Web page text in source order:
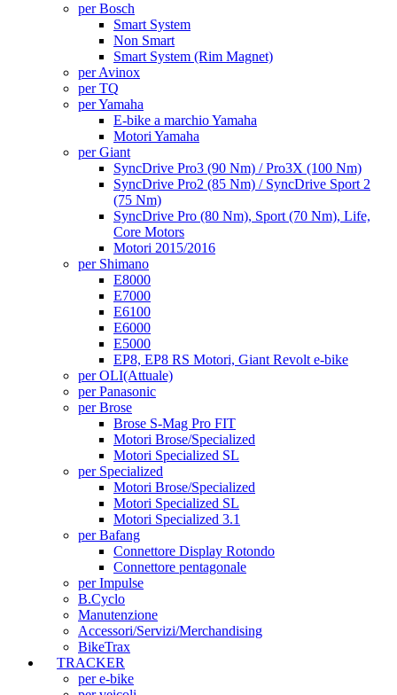
per Bosch
Smart System
Non Smart
Smart System (Rim Magnet)
per Avinox
per TQ
per Yamaha
E-bike a marchio Yamaha
Motori Yamaha
per Giant
SyncDrive Pro3 (90 Nm) / Pro3X (100 Nm)
SyncDrive Pro2 (85 Nm) / SyncDrive Sport 2
(75 Nm)
SyncDrive Pro (80 Nm), Sport (70 Nm), Life,
Core Motors
Motori 2015/2016
per Shimano
E8000
E7000
E6100
E6000
E5000
EP8, EP8 RS Motori, Giant Revolt e-bike
per OLI(Attuale)
per Panasonic
per Brose
Brose S-Mag Pro FIT
Motori Brose/Specialized
Motori Specialized SL
per Specialized
Motori Brose/Specialized
Motori Specialized SL
Motori Specialized 3.1
per Bafang
Connettore Display Rotondo
Connettore pentagonale
per Impulse
B.Cyclo
Manutenzione
Accessori/Servizi/Merchandising
BikeTrax
TRACKER
per e-bike